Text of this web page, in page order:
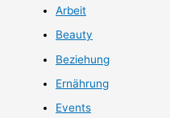
Arbeit
Beauty
Beziehung
Ernährung
Events